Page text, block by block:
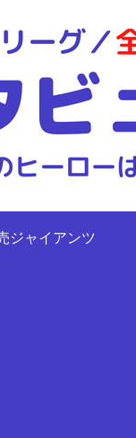
ジャイアンツ